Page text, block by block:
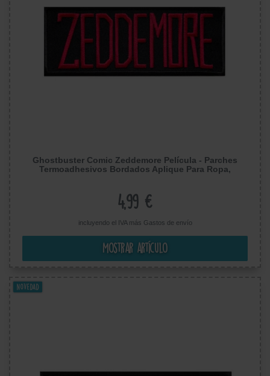
Ghostbuster Comic Zeddemore Película - Parches
Termoadhesivos Bordados Aplique Para Ropa,
4,99 €
incluyendo el IVA más Gastos de envío
Mostrar artículo
Novedad